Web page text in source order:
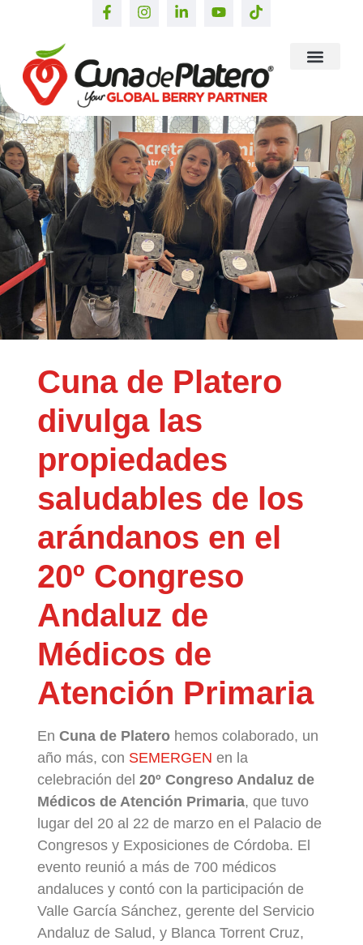
Cuna de Platero
divulga las
propiedades
saludables de los
arándanos en el
20º Congreso
Andaluz de
Médicos de
Atención Primaria
En Cuna de Platerohemos colaborado, un
año más, con SEMERGEN en la
celebración del 20º Congreso Andaluz de
Médicos de Atención Primaria, que tuvo
lugar del 20 al 22 de marzo en el Palacio de
Congresos y Exposiciones de Córdoba. El
evento reunió a más de 700 médicos
andaluces y contó con la participación de
Valle García Sánchez, gerente del Servicio
Andaluz de Salud, y Blanca Torrent Cruz,